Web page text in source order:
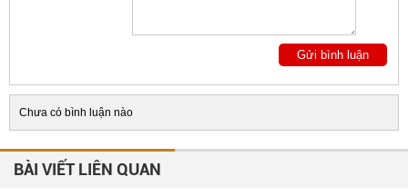
Chưa có bình luận nào
BÀI VIẾT LIÊN QUAN